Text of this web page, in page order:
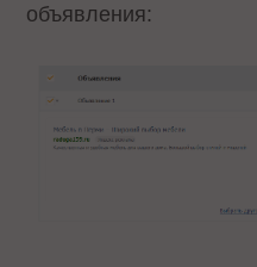
объявления: